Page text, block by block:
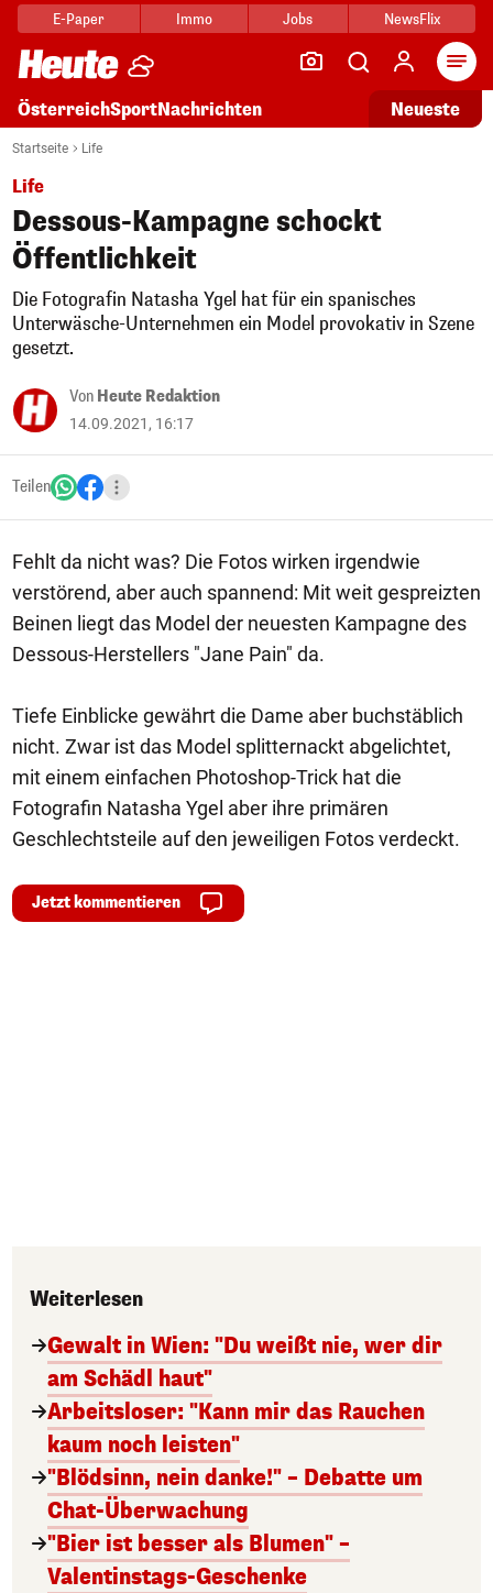
E-Paper Immo Jobs NewsFlix
ÖsterreichSportNachrichten Neueste
Startseite Life
Life
Dessous-Kampagne schockt
Öffentlichkeit
Die Fotografin Natasha Ygel hat für ein spanisches
Unterwäsche-Unternehmen ein Model provokativ in Szene
gesetzt.
Von Heute Redaktion
14.09.2021, 16:17
Teilen
Fehlt da nicht was? Die Fotos wirken irgendwie
verstörend, aber auch spannend: Mit weit gespreizten
Beinen liegt das Model der neuesten Kampagne des
Dessous-Herstellers "Jane Pain" da.
Tiefe Einblicke gewährt die Dame aber buchstäblich
nicht. Zwar ist das Model splitternackt abgelichtet,
mit einem einfachen Photoshop-Trick hat die
Fotografin Natasha Ygel aber ihre primären
Geschlechtsteile auf den jeweiligen Fotos verdeckt.
Jetzt kommentieren
Weiterlesen
Gewalt in Wien: "Du weißt nie, wer dir
am Schädl haut"
Arbeitsloser: "Kann mir das Rauchen
kaum noch leisten"
"Blödsinn, nein danke!" – Debatte um
Chat-Überwachung
"Bier ist besser als Blumen" –
Valentinstags-Geschenke